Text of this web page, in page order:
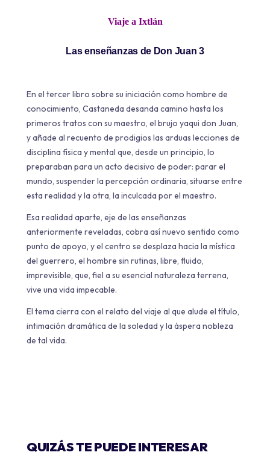
Viaje a Ixtlán
Las enseñanzas de Don Juan 3
En el tercer libro sobre su iniciación como hombre de
conocimiento, Castaneda desanda camino hasta los
primeros tratos con su maestro, el brujo yaqui don Juan,
y añade al recuento de prodigios las arduas lecciones de
disciplina física y mental que, desde un principio, lo
preparaban para un acto decisivo de poder: parar el
mundo, suspender la percepción ordinaria, situarse entre
esta realidad y la otra, la inculcada por el maestro.
Esa realidad aparte, eje de las enseñanzas
anteriormente reveladas, cobra así nuevo sentido como
punto de apoyo, y el centro se desplaza hacia la mística
del guerrero, el hombre sin rutinas, libre, fluido,
imprevisible, que, fiel a su esencial naturaleza terrena,
vive una vida impecable.
El tema cierra con el relato del viaje al que alude el título,
intimación dramática de la soledad y la áspera nobleza
de tal vida.
QUIZÁS TE PUEDE INTERESAR